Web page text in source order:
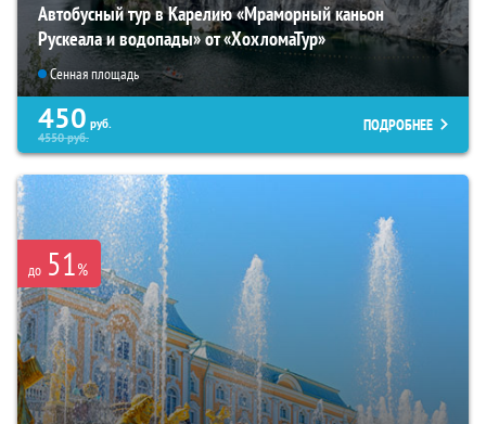
Автобусный тур в Карелию «Мраморный каньон
Рускеала и водопады» от «ХохломаТур»
Сенная площадь
450 руб.
4550руб.
ПОДРОБНЕЕ
до 51%